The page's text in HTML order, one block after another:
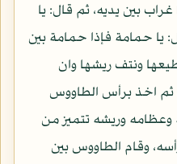
بين يديه، ثم قال: يا
يا حمامة فإذا حمامة بين
ونتف ريشها وان
اخذ برأس الطاووس
وريشه تتميز من
وقام الطاووس بين